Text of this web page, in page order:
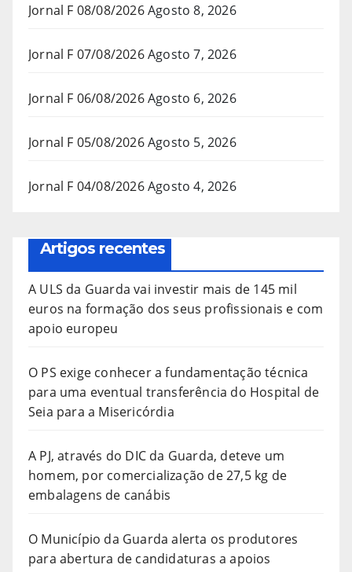
Jornal F 08/08/2026Agosto 8, 2026
Jornal F 07/08/2026Agosto 7, 2026
Jornal F 06/08/2026Agosto 6, 2026
Jornal F 05/08/2026Agosto 5, 2026
Jornal F 04/08/2026Agosto 4, 2026
Artigos recentes
A ULS da Guarda vai investir mais de 145 mil
euros na formação dos seus profissionais e com
apoio europeu
O PS exige conhecer a fundamentação técnica
para uma eventual transferência do Hospital de
Seia para a Misericórdia
A PJ, através do DIC da Guarda, deteve um
homem, por comercialização de 27,5 kg de
embalagens de canábis
O Município da Guarda alerta os produtores
para abertura de candidaturas a apoios